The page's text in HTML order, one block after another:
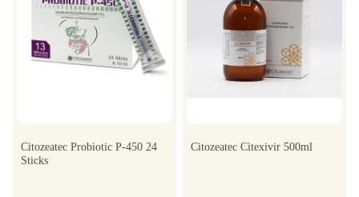
Citozeatec Probiotic P-450 24
Sticks
Citozeatec Citexivir 500ml